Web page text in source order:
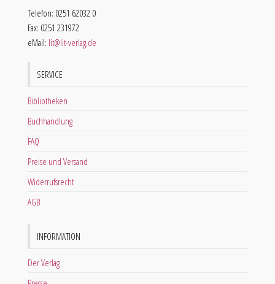
Telefon: 0251 62032 0
Fax: 0251 231972
eMail: lit@lit-verlag.de
SERVICE
Bibliotheken
Buchhandlung
FAQ
Preise und Versand
Widerrufsrecht
AGB
INFORMATION
Der Verlag